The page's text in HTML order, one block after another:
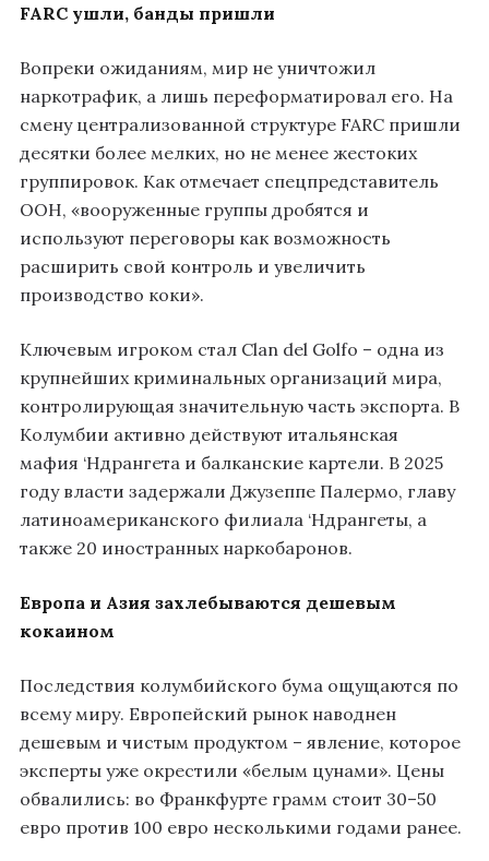
FARC ушли, банды пришли
Вопреки ожиданиям, мир не уничтожил
наркотрафик, а лишь переформатировал его. На
смену централизованной структуре FARC пришли
десятки более мелких, но не менее жестоких
группировок. Как отмечает спецпредставитель
ООН, «вооруженные группы дробятся и
используют переговоры как возможность
расширить свой контроль и увеличить
производство коки».
Ключевым игроком стал Clan del Golfo – одна из
крупнейших криминальных организаций мира,
контролирующая значительную часть экспорта. В
Колумбии активно действуют итальянская
мафия ‘Ндрангета и балканские картели. В 2025
году власти задержали Джузеппе Палермо, главу
латиноамериканского филиала ‘Ндрангеты, а
также 20 иностранных наркобаронов.
Европа и Азия захлебываются дешевым
кокаином
Последствия колумбийского бума ощущаются по
всему миру. Европейский рынок наводнен
дешевым и чистым продуктом – явление, которое
эксперты уже окрестили «белым цунами». Цены
обвалились: во Франкфурте грамм стоит 30–50
евро против 100 евро несколькими годами ранее.